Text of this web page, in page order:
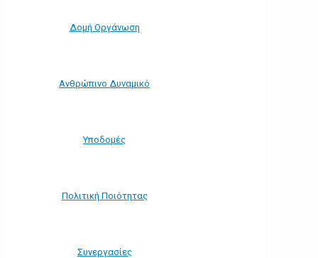
Δομή Οργάνωση
Ανθρώπινο Δυναμικό
Υποδομές
Πολιτική Ποιότητας
Συνεργασίες